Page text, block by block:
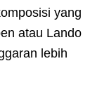
yang
atau Lando
lebih